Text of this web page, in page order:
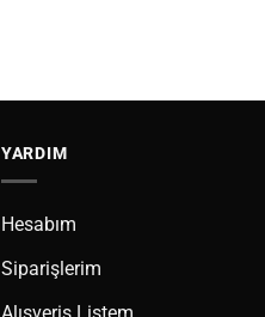
YARDIM
Hesabım
Siparişlerim